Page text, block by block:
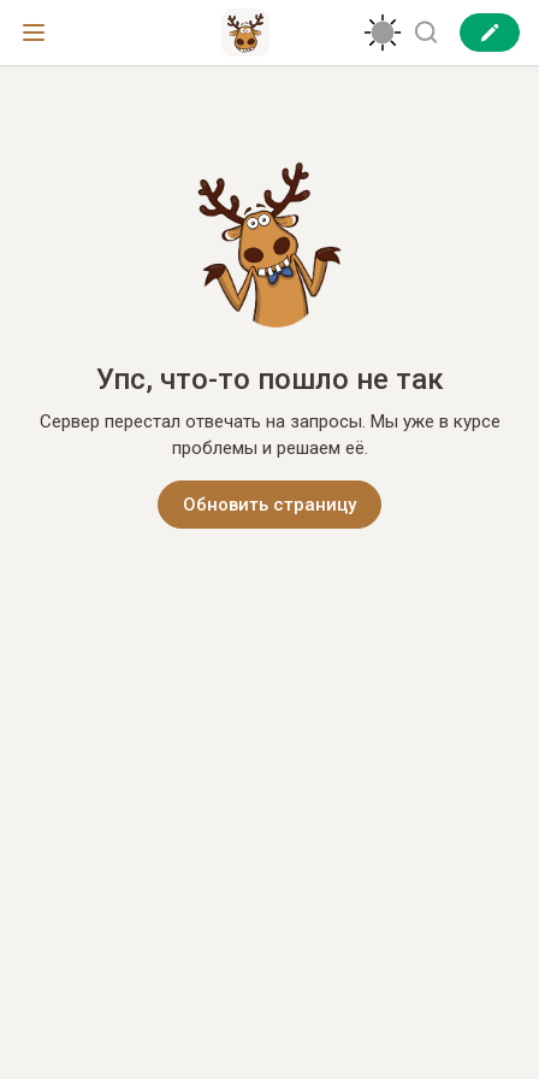
Упс, что-то пошло не так
Сервер перестал отвечать на запросы. Мы уже в курсе
проблемы и решаем её.
Обновить страницу